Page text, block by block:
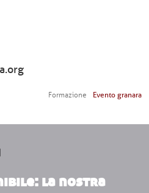
Evento granara
Formazione
la nostra